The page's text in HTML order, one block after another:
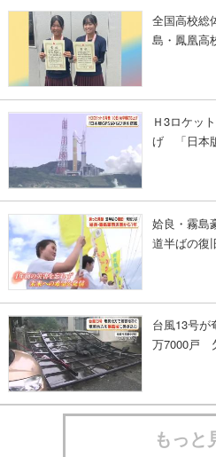
全国高校総
島・鳳凰高
Ｈ3ロケッ
げ 「日本
姶良・霧島
道半ばの復
台風13号
万7000戸
もっと